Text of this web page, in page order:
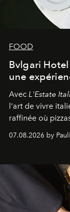
FOOD
Bvlgari
une
Avec L'Estate
l'art de vivre
raffinée où
07.08.2026 by